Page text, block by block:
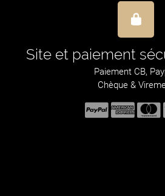
Site et paiement
Paiement CB,
Chèque &